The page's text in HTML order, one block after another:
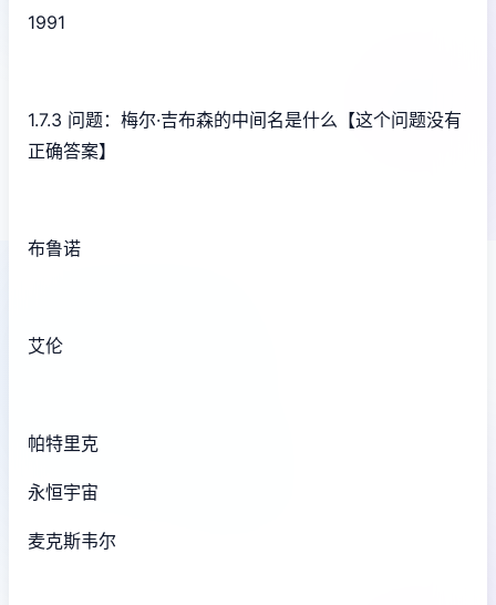
1991
1.7.3 问题：梅尔·吉布森的中间名是什么【这个问题没有
正确答案】
布鲁诺
艾伦
帕特里克
永恒宇宙
麦克斯韦尔